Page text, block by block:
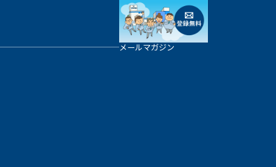
メールマガジン